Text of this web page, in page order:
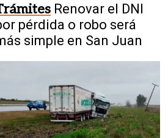
Renovar el DNI
pérdida o robo será
simple en San Juan